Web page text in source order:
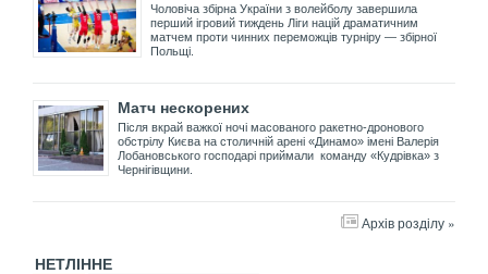
Чоловіча збірна України з волейболу завершила
перший ігровий тиждень Ліги націй драматичним
матчем проти чинних переможців турніру — збірної
Польщі.
Матч нескорених
Після вкрай важкої ночі масованого ракетно-дронового
обстрілу Києва на столичній арені «Динамо» імені Валерія
Лобановського господарі приймали команду «Кудрівка» з
Чернігівщини.
Архів розділу »
НЕТЛІННЕ